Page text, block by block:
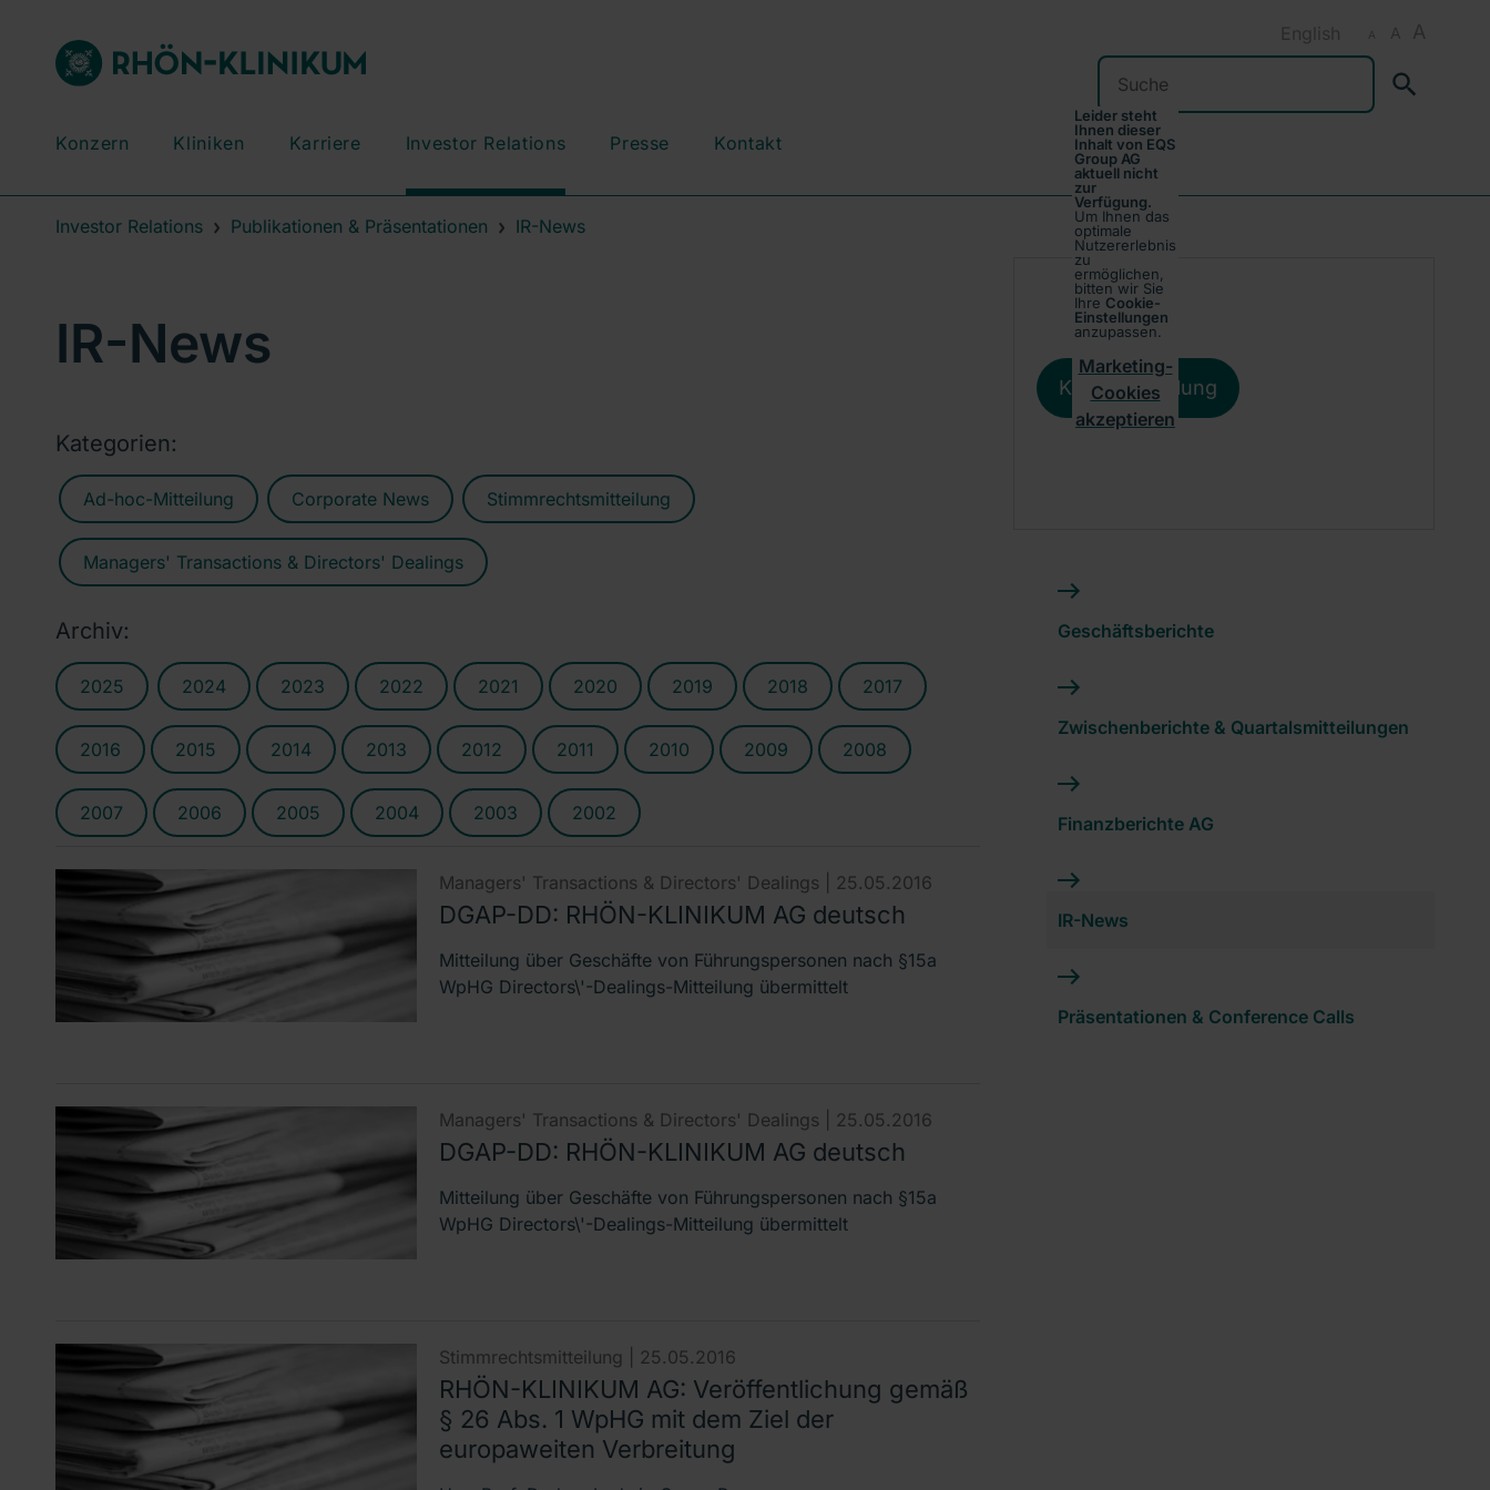
A A A
English
Suchen
Konzern Kliniken Karriere Investor Relations Presse Kontakt
Investor Relations Publikationen & Präsentationen IR-News
IR-News
Kategorien:
Ad-hoc-Mitteilung Corporate News Stimmrechtsmitteilung
Managers' Transactions & Directors' Dealings
Archiv:
2025 2024 2023 2022 2021 2020 2019 2018 2017
2016 2015 2014 2013 2012 2011 2010 2009 2008
2007 2006 2005 2004 2003 2002
Managers' Transactions & Directors' Dealings | 25.05.2016
DGAP-DD: RHÖN-KLINIKUM AG deutsch
Mitteilung über Geschäfte von Führungspersonen nach §15a
WpHG Directors\'-Dealings-Mitteilung übermittelt
Managers' Transactions & Directors' Dealings | 25.05.2016
DGAP-DD: RHÖN-KLINIKUM AG deutsch
Mitteilung über Geschäfte von Führungspersonen nach §15a
WpHG Directors\'-Dealings-Mitteilung übermittelt
Stimmrechtsmitteilung | 25.05.2016
RHÖN-KLINIKUM AG: Veröffentlichung gemäß
§ 26 Abs. 1 WpHG mit dem Ziel der
europaweiten Verbreitung
Leider steht
Ihnen dieser
Inhalt von EQS
Group AG
aktuell nicht
zur
Verfügung.
Um Ihnen das
optimale
Nutzererlebnis
zu
ermöglichen,
bitten wir Sie
Ihre Cookie-
Einstellungen
anzupassen.
Marketing-
Cookies
akzeptieren
Kursentwicklung
Geschäftsberichte
Zwischenberichte & Quartalsmitteilungen
Finanzberichte AG
IR-News
Präsentationen & Conference Calls